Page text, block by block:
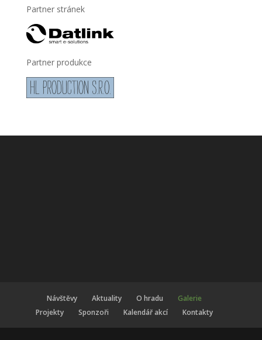
Partner stránek
Partner produkce
Návštěvy Aktuality O hradu
Galerie
Projekty
Sponzoři Kalendář akcí Kontakty